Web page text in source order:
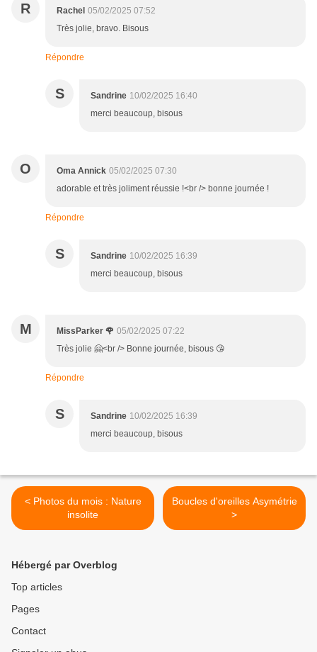
R Rachel 05/02/2025 07:52
Très jolie, bravo. Bisous
Répondre
S Sandrine 10/02/2025 16:40
merci beaucoup, bisous
O Oma Annick 05/02/2025 07:30
adorable et très joliment réussie !<br /> bonne journée !
Répondre
S Sandrine 10/02/2025 16:39
merci beaucoup, bisous
M MissParker 🌹 05/02/2025 07:22
Très jolie 🤗<br /> Bonne journée, bisous 😘
Répondre
S Sandrine 10/02/2025 16:39
merci beaucoup, bisous
< Photos du mois : Nature
insolite
Boucles d'oreilles Asymétrie
>
Hébergé par Overblog
Top articles
Pages
Contact